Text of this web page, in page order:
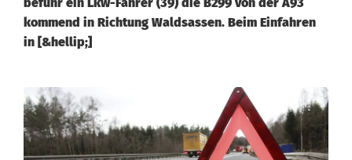
kommend in Richtung Waldsassen. Beim Einfahren
in [&hellip;]